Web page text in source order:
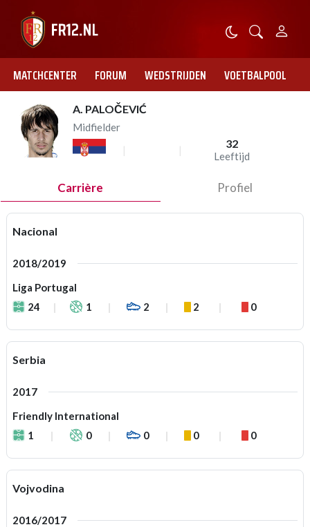
MATCHCENTER FORUM WEDSTRIJDEN VOETBALPOOL
A. PALOČEVIĆ
Midfielder
32
Leeftijd
Carrière Profiel
Nacional
2018/2019
Liga Portugal
24
1 2 2 0
Serbia
2017
Friendly International
1
0 0 0 0
Vojvodina
2016/2017